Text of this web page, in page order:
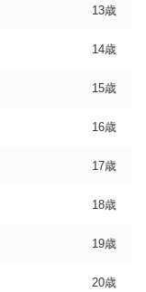
13歳
14歳
15歳
16歳
17歳
18歳
19歳
20歳